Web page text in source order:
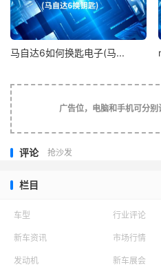
户上，贴着一个个圣诞老人的
的冲我们挥手微笑，贴纸下面
快乐！墙壁上和黑板上被颖她
铛，它便会清脆的响起。教室
颖走过来告诉我，今天是圣诞
服老师，把教室腾出来给她们
颖又从背后拿出一束
“灵，这是我送给你的圣诞礼
像夕阳一般，默默的燃烧着
“灵，这是圣诞之花——品红
染圣诞节的气氛哦！”
马自达6如何换匙电子(马...
广告位，电脑和手机可分
评论 抢沙发
栏目
车型 行业评论
新车资讯 市场行情
发动机 新车展会